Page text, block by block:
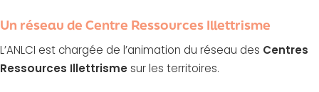
Un réseau de Centre Ressources Illettrisme
L’ANLCI est chargée de l’animation du réseau des Centres
Ressources Illettrismesur les territoires.